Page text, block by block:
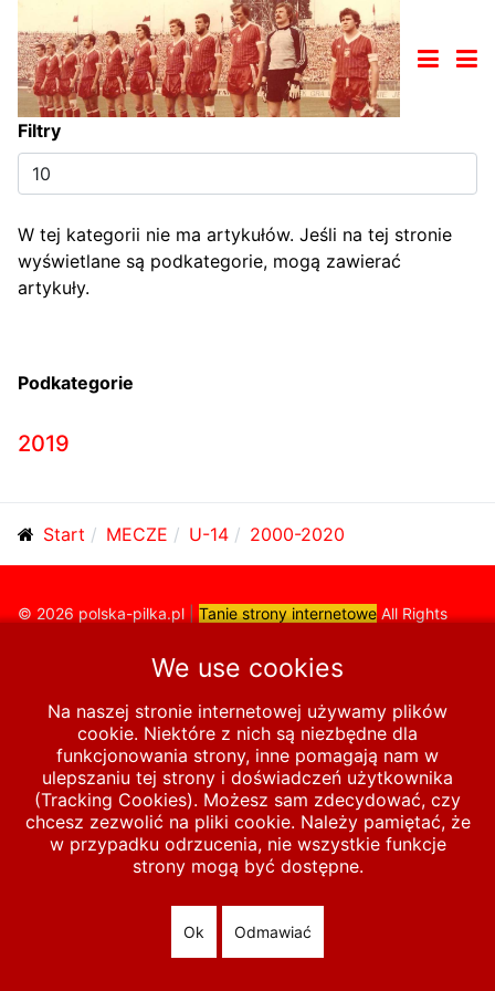
Filtry
Pokaż
#
W tej kategorii nie ma artykułów. Jeśli na tej stronie
wyświetlane są podkategorie, mogą zawierać
artykuły.
Podkategorie
2019
Start MECZE U-14 2000-2020
© 2026 polska-pilka.pl Tanie strony internetowe All Rights
We use cookies
Na naszej stronie internetowej używamy plików
cookie. Niektóre z nich są niezbędne dla
funkcjonowania strony, inne pomagają nam w
ulepszaniu tej strony i doświadczeń użytkownika
(Tracking Cookies). Możesz sam zdecydować, czy
chcesz zezwolić na pliki cookie. Należy pamiętać, że
w przypadku odrzucenia, nie wszystkie funkcje
strony mogą być dostępne.
Ok Odmawiać